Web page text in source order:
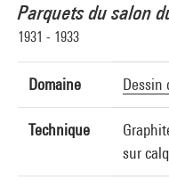
Parquets du salon
1931 - 1933
Domaine Dessin
Technique
sur
Diffusion image :